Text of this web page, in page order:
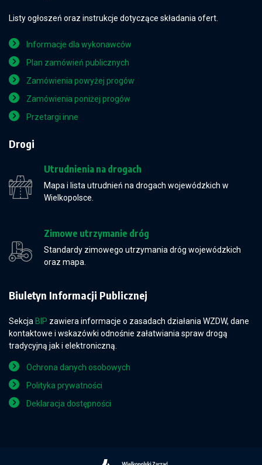
Listy ogłoszeń oraz instrukcje dotyczące składania ofert.
Informacje dla wykonawców
Plan zamówień publicznych
Zamówienia powyżej progów
Zamówienia poniżej progów
Przetargi inne
Drogi
Utrudnienia na drogach
Mapa i lista utrudnień na drogach wojewódzkich w
Wielkopolsce.
Zimowe utrzymanie dróg
Standardy zimowego utrzymania dróg wojewódzkich
oraz mapa.
Biuletyn Informacji Publicznej
Sekcja BIP zawiera informacje o zasadach działania WZDW, dane
kontaktowe i wskazówki odnośnie załatwiania spraw drogą
tradycyjną jak i elektroniczną.
Ochrona danych osobowych
Polityka prywatności
Deklaracja dostępności